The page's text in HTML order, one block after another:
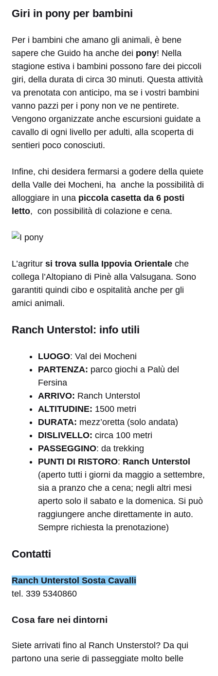
Giri in pony per bambini
Per i bambini che amano gli animali, è bene
sapere che Guido ha anche dei pony! Nella
stagione estiva i bambini possono fare dei piccoli
giri, della durata di circa 30 minuti. Questa attività
va prenotata con anticipo, ma se i vostri bambini
vanno pazzi per i pony non ve ne pentirete.
Vengono organizzate anche escursioni guidate a
cavallo di ogni livello per adulti, alla scoperta di
sentieri poco conosciuti.
Infine, chi desidera fermarsi a godere della quiete
della Valle dei Mocheni, ha anche la possibilità di
alloggiare in una piccola casetta da 6 posti
letto, con possibilità di colazione e cena.
L’agritur si trova sulla Ippovia Orientale che
collega l’Altopiano di Pinè alla Valsugana. Sono
garantiti quindi cibo e ospitalità anche per gli
amici animali.
Ranch Unterstol: info utili
LUOGO: Val dei Mocheni
PARTENZA: parco giochi a Palù del
Fersina
ARRIVO: Ranch Unterstol
ALTITUDINE: 1500 metri
DURATA: mezz’oretta (solo andata)
DISLIVELLO: circa 100 metri
PASSEGGINO: da trekking
PUNTI DI RISTORO: Ranch Unterstol
(aperto tutti i giorni da maggio a settembre,
sia a pranzo che a cena; negli altri mesi
aperto solo il sabato e la domenica. Si può
raggiungere anche direttamente in auto.
Sempre richiesta la prenotazione)
Contatti
Ranch Unterstol Sosta Cavalli
tel. 339 5340860
Cosa fare nei dintorni
Siete arrivati fino al Ranch Unsterstol? Da qui
partono una serie di passeggiate molto belle